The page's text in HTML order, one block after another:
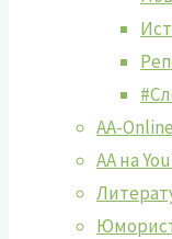
AA-
АA на